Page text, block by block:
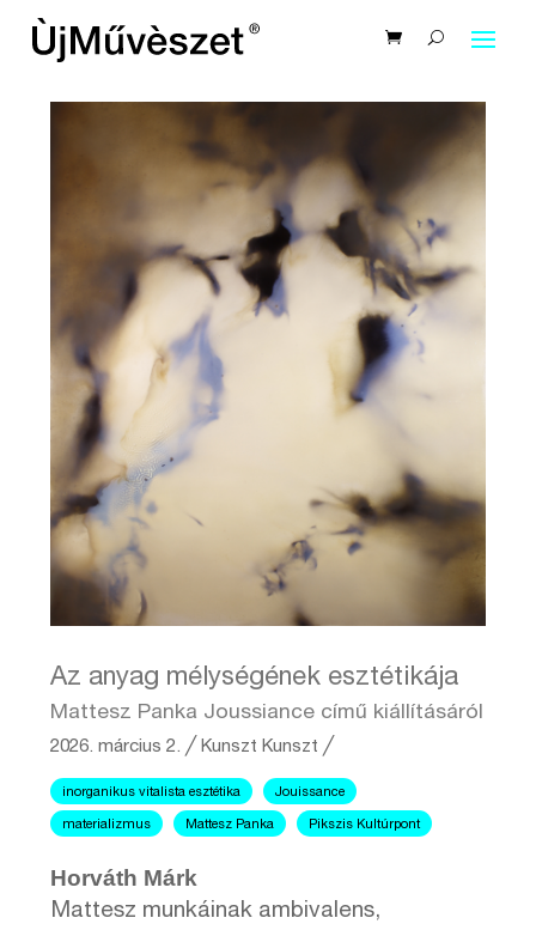
Az anyag mélységének esztétikája
Mattesz Panka Joussiance című kiállításáról
2026. március 2. ╱Kunszt Kunszt ╱
inorganikus vitalista esztétika Jouissance
materializmus Mattesz Panka Pikszis Kultúrpont
Horváth Márk
Mattesz munkáinak ambivalens,